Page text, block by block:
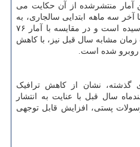
منتشرشده از آن حکایت می
سه ماهه ابتدایی سالجاری، به
۴۷ میلیون و ۳۸۱ هزار و ۷۳۱ رسیده است و در مقایسه با آمار ۷۶
هزار و ۲۲۱ در مدت زمان مشابه سال قبل نیز، با کاهش
گذشته، نشان از کاهش ترافیک
سال قبل با عنایت به انتشار
پستی، افزایش قابل توجهی